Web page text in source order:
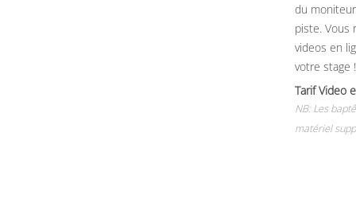
du
piste. Vous
videos en
votre stage !
Tarif Video
NB: Les
matériel